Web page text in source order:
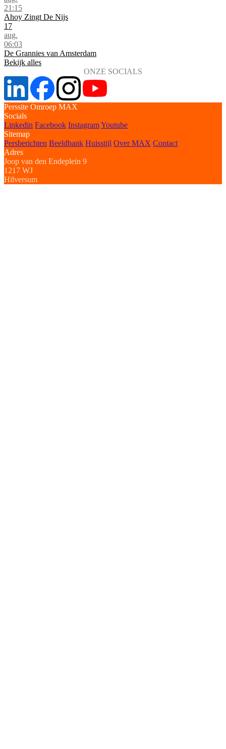
21:15
Ahoy Zingt De Nijs
17
aug.
06:03
De Grannies van Amsterdam
Bekijk alles
ONZE SOCIALS
Perssite Omroep MAX
Socials
Linkedin Facebook InstagramYoutube
Sitemap
Persberichten Beeldbank Huisstijl Over MAX Contact
Adres
Joop van den Endeplein 9
1217 WJ
Hilversum